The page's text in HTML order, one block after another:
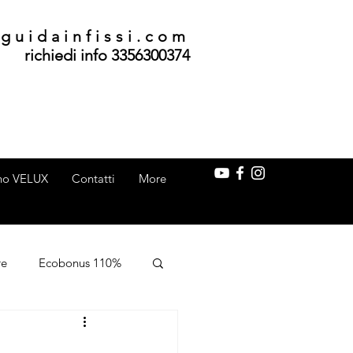
guidainfissi.com
richiedi info 3356300374
VELUX Contatti More
Ecobonus 110%